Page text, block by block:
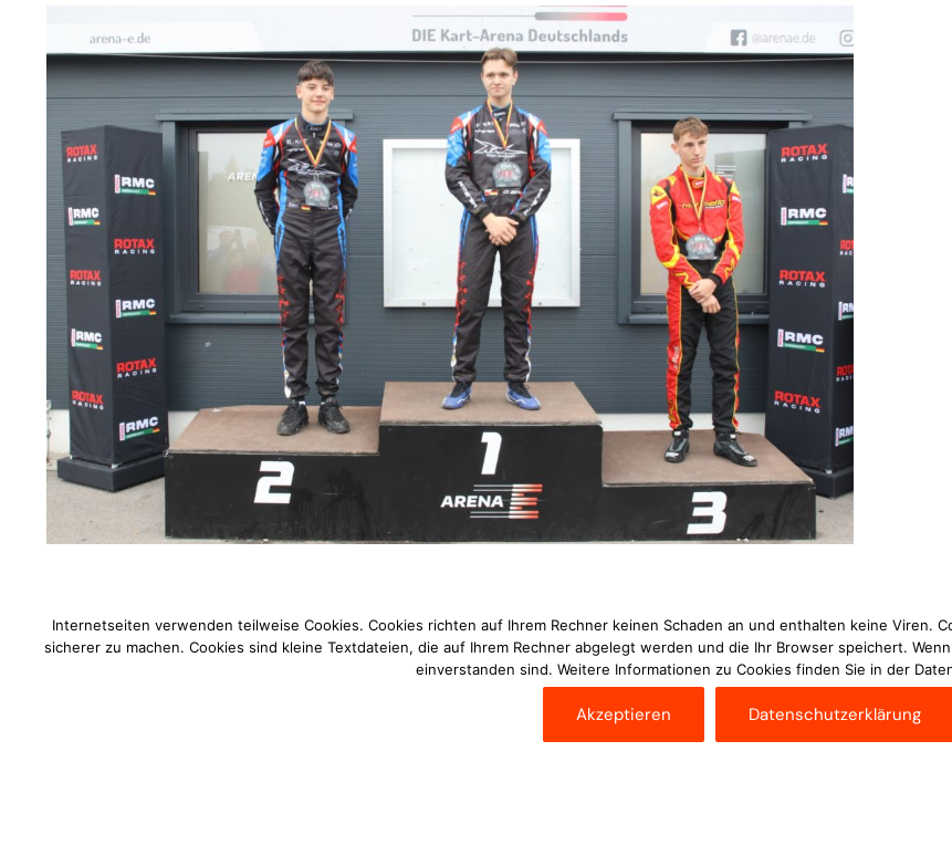
Beitragsnavigation
Vorherige News Nächste News
Internetseiten verwenden teilweise Cookies. Cookies richten auf Ihrem Rechner keinen Schaden an und enthalten keine Viren.
sicherer zu machen. Cookies sind kleine Textdateien, die auf Ihrem Rechner abgelegt werden und die Ihr Browser speichert.
einverstanden sind. Weitere Informationen zu Cookies finden Sie in der
Akzeptieren Datenschutzerklärung